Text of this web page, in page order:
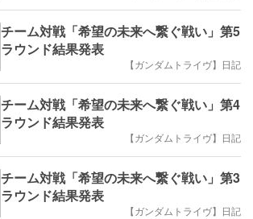
チーム対戦「希望の未来へ繋ぐ戦い」第5
ラウンド結果発表
【ガンダムトライヴ】日記
チーム対戦「希望の未来へ繋ぐ戦い」第4
ラウンド結果発表
【ガンダムトライヴ】日記
チーム対戦「希望の未来へ繋ぐ戦い」第3
ラウンド結果発表
【ガンダムトライヴ】日記